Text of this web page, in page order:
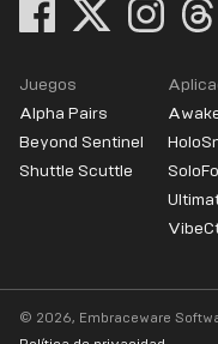
Juegos
Alpha Pairs
Beyond Sentinel
Shuttle Scuttle
© 2026, Embraceware